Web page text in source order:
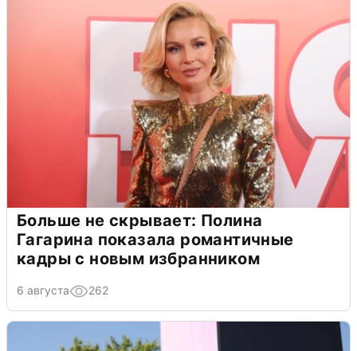
Больше не скрывает: Полина
Гагарина показала романтичные
кадры с новым избранником
6 августа 262